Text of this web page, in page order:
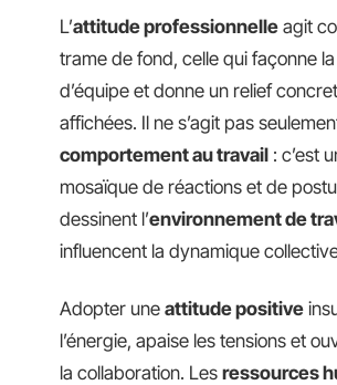
L’attitude professionnelle agit
trame de fond, celle qui façonne
d’équipe et donne un relief
affichées. Il ne s’agit pas
comportement au travail : c’est
mosaïque de réactions et de
dessinent l’environnement de
influencent la dynamique
Adopter une attitude positive
l’énergie, apaise les tensions et
la collaboration. Les ressources